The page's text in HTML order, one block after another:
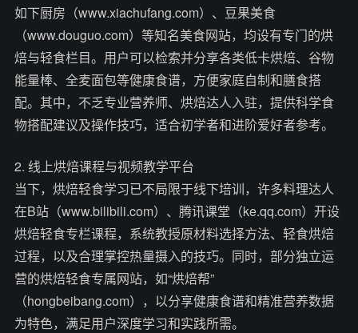
如下厨房（www.xiachufang.com）、豆果美食
（www.douguo.com）等知名美食网站，均设有专门的烘
焙与轻食栏目。用户可以检索并分享各类低卡烘焙、谷物
能量棒、全麦面包等健康食谱，方便家庭自制和膳食搭
配。其中，不乏专业营养师、烘焙达人入驻，提供科学食
物搭配建议及操作技巧，适合初学者和进阶爱好者参考。
2. 线上烘焙课程与视频教学平台
当下，烘焙轻食学习已不局限于线下培训，许多料理达人
在B站（www.bilibili.com）、腾讯课堂（ke.qq.com）开设
烘焙轻食专栏课程，系统教授原材料选择方法、轻食烘焙
过程，以及合理掌控热量摄入的技巧。同时，部分独立运
营的烘焙轻食专属网站，如“烘焙帮”
（hongbeibang.com），以分享健康食谱和精准营养数据
为特色，满足用户深度学习和实践所需。